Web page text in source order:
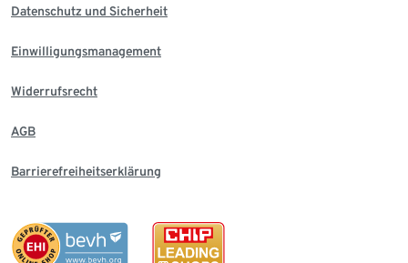
Datenschutz und Sicherheit
Einwilligungsmanagement
Widerrufsrecht
AGB
Barrierefreiheitserklärung